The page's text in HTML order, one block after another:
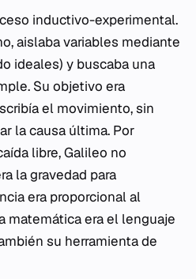
inductivo-experimental.
aislaba variables mediante
ideales) y buscaba una
Su objetivo era
el movimiento, sin
la causa última. Por
libre, Galileo no
la gravedad para
era proporcional al
matemática era el lenguaje
su herramienta de